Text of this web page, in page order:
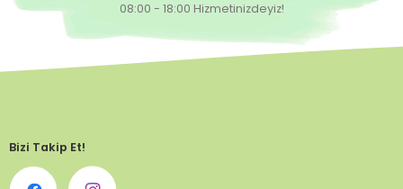
08:00 - 18:00 Hizmetinizdeyiz!
Bizi Takip Et!